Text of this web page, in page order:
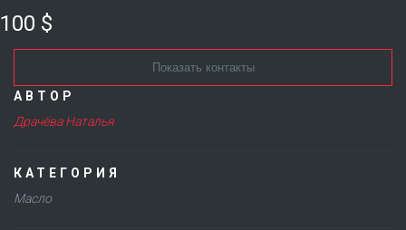
100 $
Показать контакты
АВТОР
Драчёва Наталья
КАТЕГОРИЯ
Масло